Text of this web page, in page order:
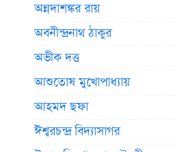
অন্নদাশঙ্কর রায়
অবনীন্দ্রনাথ ঠাকুর
অভীক দত্ত
আশুতোষ মুখোপাধ্যায়
আহমদ ছফা
ঈশ্বরচন্দ্র বিদ্যাসাগর